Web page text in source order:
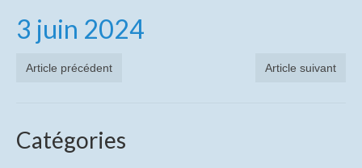
Les infolettres de Tedimage38
Historique du site de St Egrève
3 juin 2024
Article précédent Article suivant
Catégories